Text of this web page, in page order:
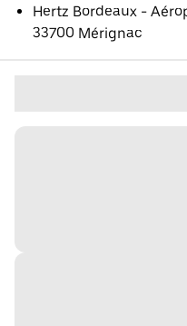
Hertz Bordeaux -
33700 Mérignac